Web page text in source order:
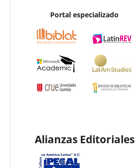
Portal especializado
Alianzas Editoriales